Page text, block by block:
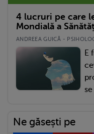
4 lucruri pe care
Mondială a
ANDREEA GUICĂ -
E
Ne găsești pe